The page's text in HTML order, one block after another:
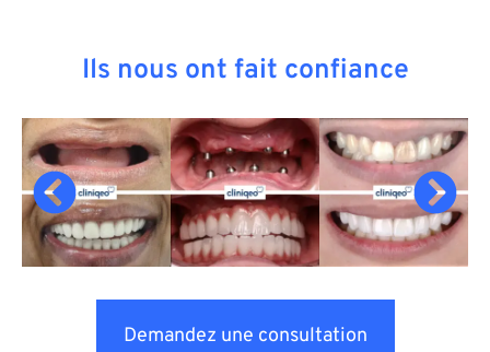
Ils nous ont fait confiance
Demandez une consultation